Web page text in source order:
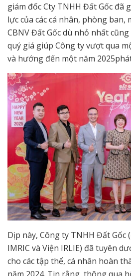
giám đốc Cty TNHH Đất Gốc
lực của các cá nhân, phòng ban,
CBNV Đất Gốc dù nhỏ nhất
quý giá giúp Công ty vượt qua
và hướng đến một năm
Dịp này, Công ty TNHH Đất Gốc
IMRIC và Viện IRLIE) đã tuyên
cho các tập thể, cá nhân hoàn